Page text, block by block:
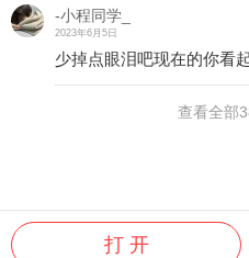
-小程同学_
2023年6月5日
少掉点眼泪吧现在的你看
查看全部
打 开